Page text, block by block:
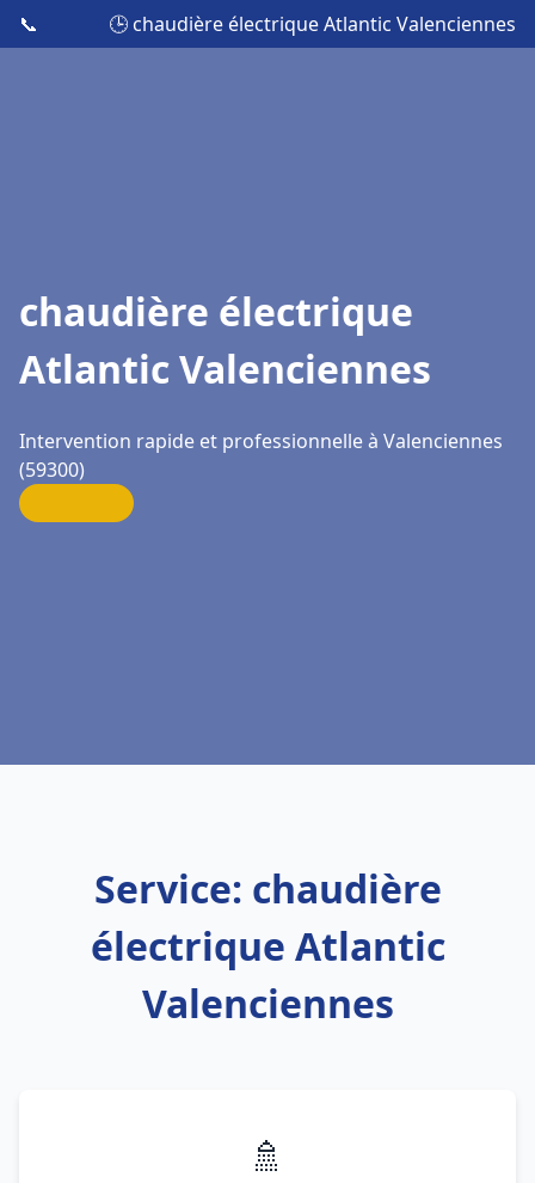
📞 🕒 chaudière électrique Atlantic Valenciennes
chaudière électrique
Atlantic Valenciennes
Intervention rapide et professionnelle à Valenciennes
(59300)
Service: chaudière
électrique Atlantic
Valenciennes
🚿